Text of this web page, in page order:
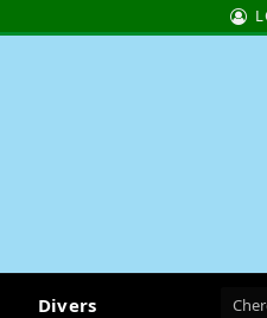
Divers